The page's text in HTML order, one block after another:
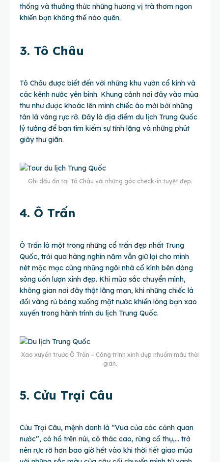
thống và thưởng thức những hương vị trà thơm ngon
khiến bạn không thể nào quên.
3. Tô Châu
Tô Châu được biết đến với những khu vườn cổ kính và
các kênh nước yên bình. Khung cảnh nơi đây vào mùa
thu như được khoác lên mình chiếc áo mới bởi những
tán lá vàng rực rỡ. Đây là địa điểm du lịch Trung Quốc
lý tưởng để bạn tìm kiếm sự tĩnh lặng và những phút
giây thư giãn.
Ghi dấu ấn tại Tô Châu với những góc check-in tuyệt đẹp.
4. Ô Trấn
Ô Trấn là một trong những cổ trấn đẹp nhất Trung
Quốc, trải qua hàng nghìn năm vẫn giữ lại cho mình
nét mộc mạc cùng những ngôi nhà cổ kính bên dòng
sông uốn lượn xinh đẹp. Khi mùa sắc chuyển mình,
không gian nơi đây thật lãng mạn, khi những chiếc lá
đổi vàng rủ bóng xuống mặt nước khiến lòng bạn xao
xuyến trong hành trình du lịch Trung Quốc.
Xao xuyến trước Ô Trấn – Công trình xinh đẹp nhuốm màu thời
gian.
5. Cửu Trại Câu
Cửu Trại Câu, mệnh danh là “Vua của các cảnh quan
nước”, có hồ trên núi, có thác cao, rừng cổ thụ,… trở
nên rực rỡ hơn bao giờ hết vào khi thời tiết giao mùa